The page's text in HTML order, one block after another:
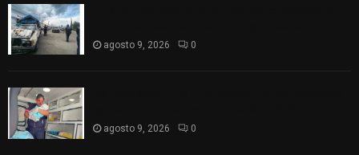
agosto 9, 2026 0
agosto 9, 2026 0